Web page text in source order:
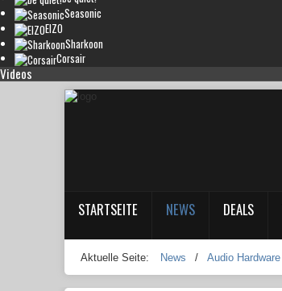
Seasonic
EIZO
Sharkoon
Corsair
Videos
STARTSEITE NEWS DEALS
Aktuelle Seite: News / Audio Hardware